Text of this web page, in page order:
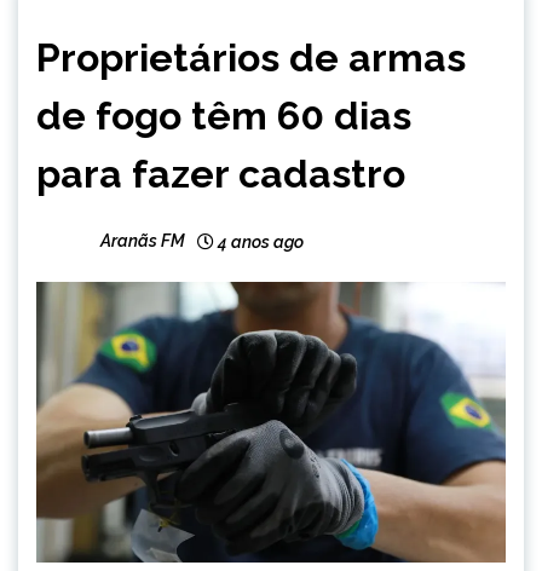
NOTÍCIAS
Proprietários de armas
de fogo têm 60 dias
para fazer cadastro
Aranãs FM 4 anos ago